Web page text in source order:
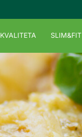
KVALITETA SLIM&FIT